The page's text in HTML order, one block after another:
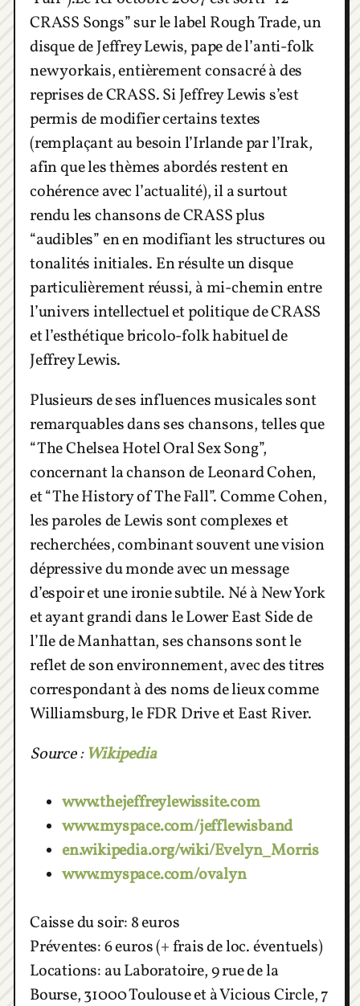
CRASS Songs” sur le label Rough Trade, un
disque de Jeffrey Lewis, pape de l’anti-folk
new yorkais, entièrement consacré à des
reprises de CRASS. Si Jeffrey Lewis s’est
permis de modifier certains textes
(remplaçant au besoin l’Irlande par l’Irak,
afin que les thèmes abordés restent en
cohérence avec l’actualité), il a surtout
rendu les chansons de CRASS plus
“audibles” en en modifiant les structures ou
tonalités initiales. En résulte un disque
particulièrement réussi, à mi-chemin entre
l’univers intellectuel et politique de CRASS
et l’esthétique bricolo-folk habituel de
Jeffrey Lewis.
Plusieurs de ses influences musicales sont
remarquables dans ses chansons, telles que
“The Chelsea Hotel Oral Sex Song”,
concernant la chanson de Leonard Cohen,
et “The History of The Fall”. Comme Cohen,
les paroles de Lewis sont complexes et
recherchées, combinant souvent une vision
dépressive du monde avec un message
d’espoir et une ironie subtile. Né à New York
et ayant grandi dans le Lower East Side de
l’Ile de Manhattan, ses chansons sont le
reflet de son environnement, avec des titres
correspondant à des noms de lieux comme
Williamsburg, le FDR Drive et East River.
Source : Wikipedia
www.thejeffreylewissite.com
www.myspace.com/jefflewisband
en.wikipedia.org/wiki/Evelyn_Morris
www.myspace.com/ovalyn
Caisse du soir: 8 euros
Préventes: 6 euros (+ frais de loc. éventuels)
Locations: au Laboratoire, 9 rue de la
Bourse, 31000 Toulouse et à Vicious Circle, 7